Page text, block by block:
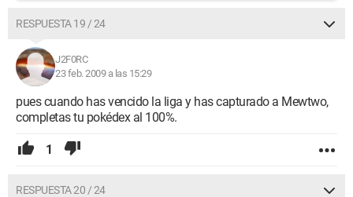
RESPUESTA 19 / 24
J2F0RC
23 feb. 2009 a las 15:29
pues cuando has vencido la liga y has capturado a Mewtwo,
completas tu pokédex al 100%.
1
RESPUESTA 20 / 24